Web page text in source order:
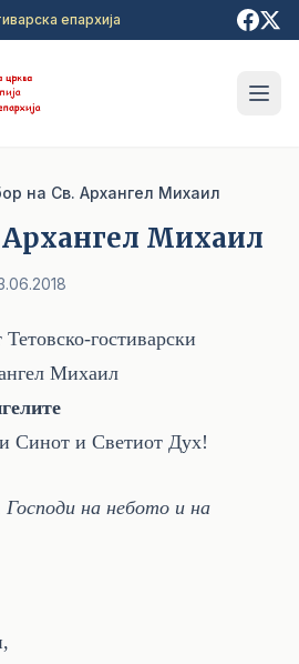
епархија
на Св. Архангел Михаил
Архангел Михаил
гостиварски
Михаил
Синот и Светиот Дух!
Господи на небото и на